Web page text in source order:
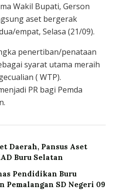
Wakil Bupati, Gerson
aset bergerak
empat, Selasa (21/09).
penertiban/penataan
syarat utama meraih
( WTP).
PR bagi Pemda
Daerah, Pansus Aset
Buru Selatan
Pendidikan Buru
Pemalangan SD Negeri 09